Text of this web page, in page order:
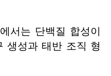
서는 단백질 합성이
생성과 태반 조직 형